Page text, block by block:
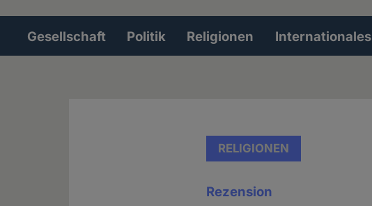
Volltextsuche
Hauptnavigation
Gesellschaft Politik Religionen Internationales
RELIGIONEN
Rezension